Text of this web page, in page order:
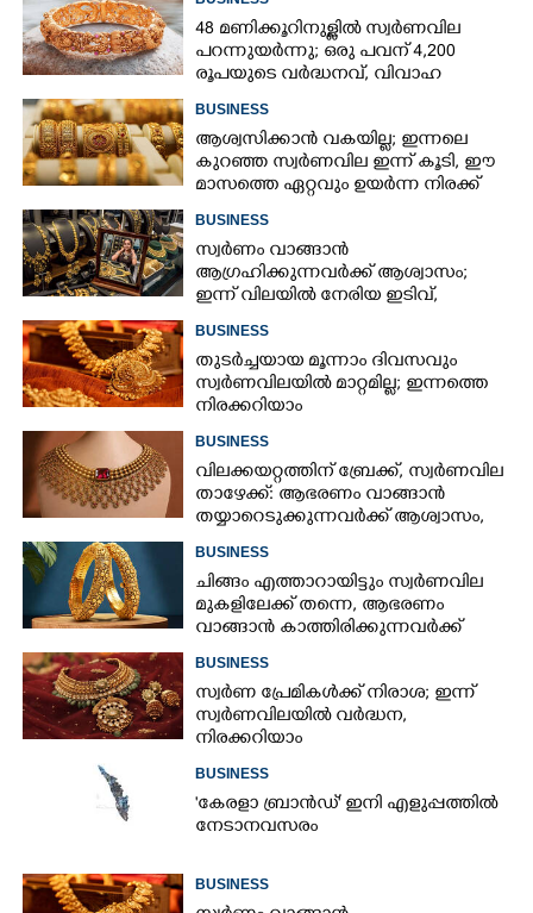
48 മണിക്കൂറിനുള്ളിൽ സ്വർണവില
പറന്നുയർന്നു; ഒരു പവന് 4,200
രൂപയുടെ വർദ്ധനവ്, വിവാഹ
BUSINESS
ആശ്വസിക്കാൻ വകയില്ല; ഇന്നലെ
കുറഞ്ഞ സ്വർണവില ഇന്ന് കൂടി, ഈ
മാസത്തെ ഏറ്റവും ഉയർന്ന നിരക്ക്
BUSINESS
സ്വർണം വാങ്ങാൻ
ആഗ്രഹിക്കുന്നവർക്ക് ആശ്വാസം;
ഇന്ന് വിലയിൽ നേരിയ ഇടിവ്,
BUSINESS
തുടർച്ചയായ മൂന്നാം ദിവസവും
സ്വർണവിലയിൽ മാറ്റമില്ല; ഇന്നത്തെ
നിരക്കറിയാം
BUSINESS
വിലക്കയറ്റത്തിന് ബ്രേക്ക്, സ്വർണവില
താഴേക്ക്: ആഭരണം വാങ്ങാൻ
തയ്യാറെടുക്കുന്നവർക്ക് ആശ്വാസം,
BUSINESS
ചിങ്ങം എത്താറായിട്ടും സ്വർണവില
മുകളിലേക്ക് തന്നെ,​ ആഭരണം
വാങ്ങാൻ കാത്തിരിക്കുന്നവർക്ക്
BUSINESS
സ്വർണ പ്രേമികൾക്ക് നിരാശ; ഇന്ന്
സ്വർണവിലയിൽ വർദ്ധന,
നിരക്കറിയാം
BUSINESS
"കേരളാ ബ്രാൻഡ്" ഇനി എളുപ്പത്തിൽ
നേടാനവസരം
BUSINESS